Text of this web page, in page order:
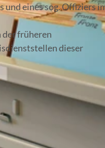
eines sog. Offiziers
der früheren
dieser